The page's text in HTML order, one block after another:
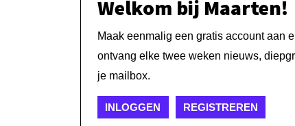
Welkom bij Maarten!
Maak eenmalig een gratis account aan
ontvang elke twee weken nieuws,
je mailbox.
INLOGGEN REGISTREREN